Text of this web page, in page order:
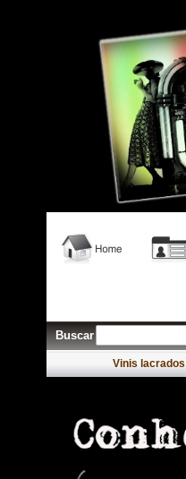
Buscar
Vinis lacrados